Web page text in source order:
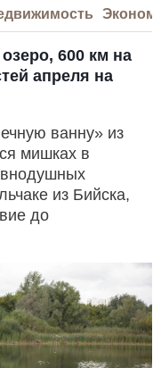
600 км на
апреля на
ванну» из
мишках в
из Бийска,
до